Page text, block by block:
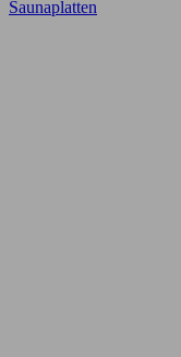
Saunaplatten